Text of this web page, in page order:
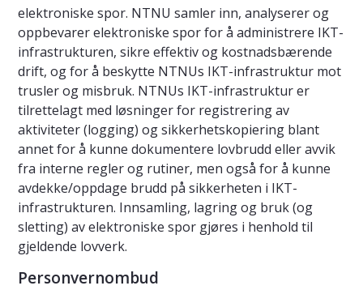
elektroniske spor. NTNU samler inn, analyserer og
oppbevarer elektroniske spor for å administrere IKT-
infrastrukturen, sikre effektiv og kostnadsbærende
drift, og for å beskytte NTNUs IKT-infrastruktur mot
trusler og misbruk. NTNUs IKT-infrastruktur er
tilrettelagt med løsninger for registrering av
aktiviteter (logging) og sikkerhetskopiering blant
annet for å kunne dokumentere lovbrudd eller avvik
fra interne regler og rutiner, men også for å kunne
avdekke/oppdage brudd på sikkerheten i IKT-
infrastrukturen. Innsamling, lagring og bruk (og
sletting) av elektroniske spor gjøres i henhold til
gjeldende lovverk.
Personvernombud